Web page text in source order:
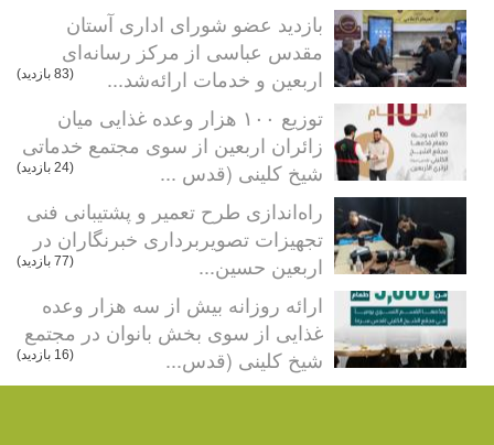
بازدید عضو شورای اداری آستان
مقدس عباسی از مرکز رسانه‌ای
اربعین و خدمات ارائه‌شد...
(83 بازدید)
توزیع ۱۰۰ هزار وعده غذایی میان
زائران اربعین از سوی مجتمع خدماتی
شیخ کلینی (قدس ...
(24 بازدید)
راه‌اندازی طرح تعمیر و پشتیبانی فنی
تجهیزات تصویربرداری خبرنگاران در
اربعین حسین...
(77 بازدید)
ارائه روزانه بیش از سه هزار وعده
غذایی از سوی بخش بانوان در مجتمع
شیخ کلینی (قدس...
(16 بازدید)